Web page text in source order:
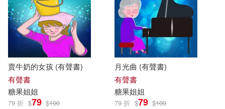
賣牛奶的女孩 (有聲書)
有聲書
糖果姐姐
79 折 $79 $100
月光曲 (有聲書)
有聲書
糖果姐姐
79 折 $79 $100